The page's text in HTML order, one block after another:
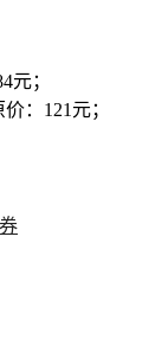
元；
：121元；